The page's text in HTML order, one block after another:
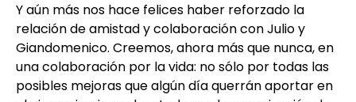
Y aún más nos hace felices haber reforzado la
relación de amistad y colaboración con Julio y
Giandomenico. Creemos, ahora más que nunca, en
una colaboración por la vida: no sólo por todas las
posibles mejoras que algún día querrán aportar en